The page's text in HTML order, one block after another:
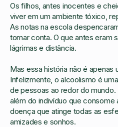
Os filhos, antes inocentes e
viver em um ambiente tóxico,
As notas na escola
tomar conta. O que antes eram
lágrimas e distância.
Mas essa história não é apenas
Infelizmente, o alcoolismo é
de pessoas ao redor do
além do indivíduo que consome
doença que atinge todas as
amizades e sonhos.